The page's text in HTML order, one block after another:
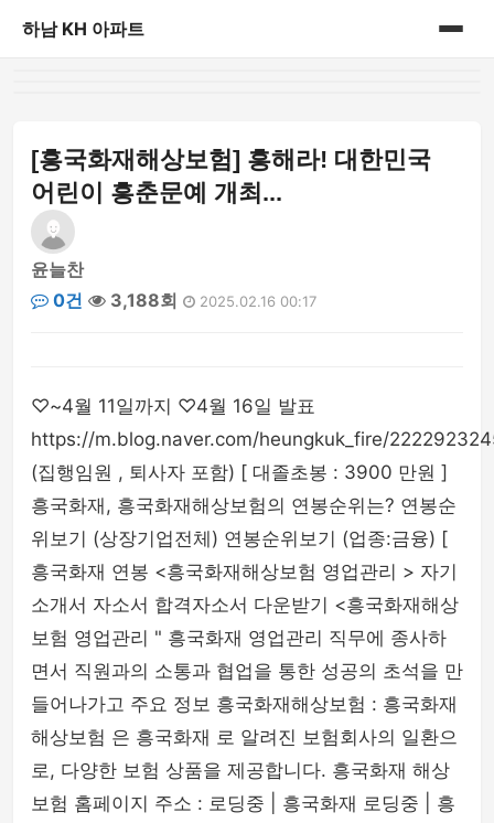
하남 KH 아파트
[흥국화재해상보험] 흥해라! 대한민국
어린이 흥춘문예 개최...
윤늘찬
0건
3,188회 2025.02.16 00:17
♡~4월 11일까지 ♡4월 16일 발표
https://m.blog.naver.com/heungkuk_fire/
(집행임원 , 퇴사자 포함) [ 대졸초봉 : 3900 만원 ]
흥국화재, 흥국화재해상보험의 연봉순위는? 연봉순
위보기 (상장기업전체) 연봉순위보기 (업종:금융) [
흥국화재 연봉 <흥국화재해상보험 영업관리 > 자기
소개서 자소서 합격자소서 다운받기 <흥국화재해상
보험 영업관리 " 흥국화재 영업관리 직무에 종사하
면서 직원과의 소통과 협업을 통한 성공의 초석을 만
들어나가고 주요 정보 흥국화재해상보험 : 흥국화재
해상보험 은 흥국화재 로 알려진 보험회사의 일환으
로, 다양한 보험 상품을 제공합니다. 흥국화재 해상
보험 홈페이지 주소 : 로딩중 | 흥국화재 로딩중 | 흥